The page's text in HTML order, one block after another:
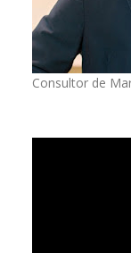
Consultor de